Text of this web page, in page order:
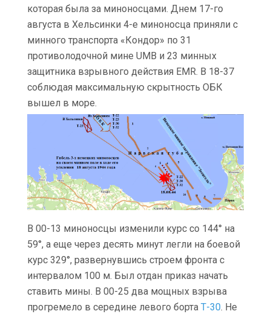
которая была за миноносцами. Днем 17-го
августа в Хельсинки 4-е миноносца приняли с
минного транспорта «Кондор» по 31
противолодочной мине UMB и 23 минных
защитника взрывного действия EMR. В 18-37
соблюдая максимальную скрытность ОБК
вышел в море.
В 00-13 миноносцы изменили курс со 144° на
59°, а еще через десять минут легли на боевой
курс 329°, развернувшись строем фронта с
интервалом 100 м. Был отдан приказ начать
ставить мины. В 00-25 два мощных взрыва
прогремело в середине левого борта Т-30. Не